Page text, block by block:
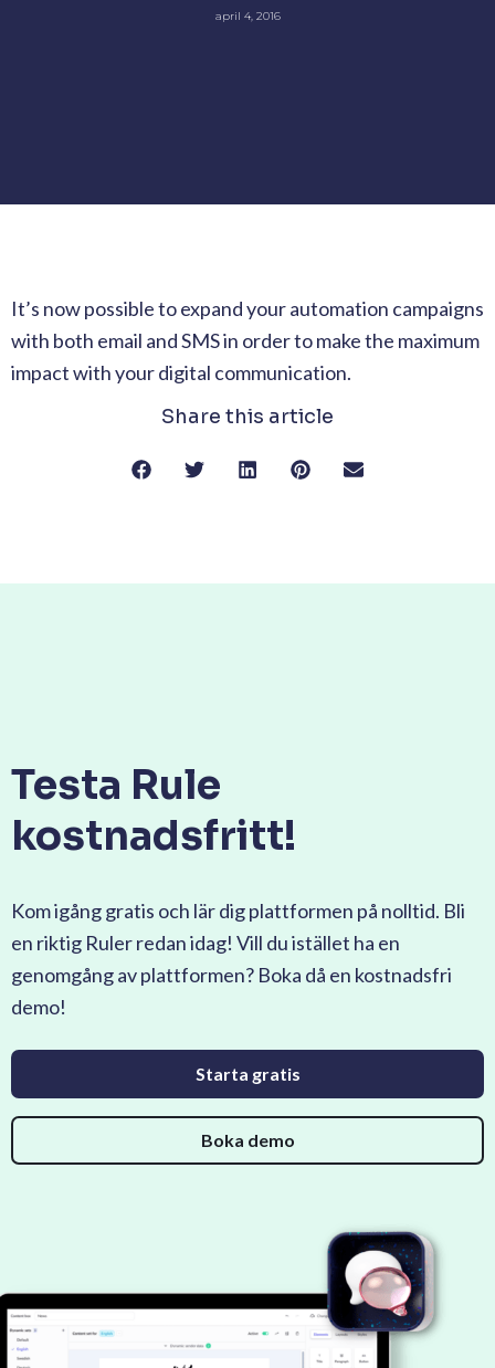
april 4, 2016
It’s now possible to expand your automation campaigns
with both email and SMS in order to make the maximum
impact with your digital communication.
Share this article
Testa Rule
kostnadsfritt!
Kom igång gratis och lär dig plattformen på nolltid. Bli
en riktig Ruler redan idag! Vill du istället ha en
genomgång av plattformen? Boka då en kostnadsfri
demo!
Starta gratis
Boka demo